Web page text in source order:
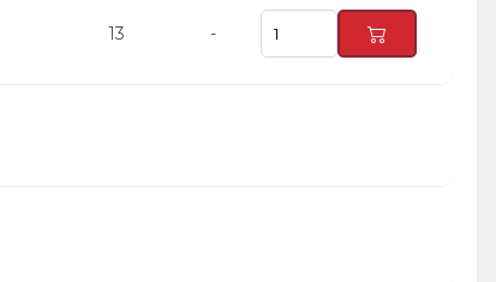
13 -